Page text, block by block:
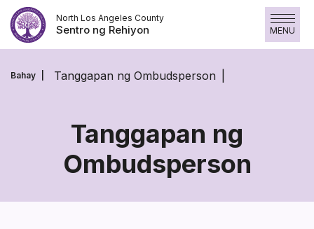
Skip
to
content
North Los Angeles County
Sentro ng Rehiyon MENU
Bahay Tanggapan ng Ombudsperson
Tanggapan ng
Ombudsperson
Tanggapan